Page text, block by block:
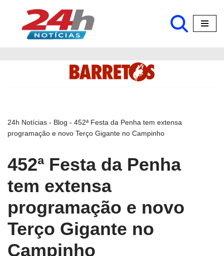
Pular
24h Notícias - Blog - 452ª Festa da Penha tem extensa
programação e novo Terço Gigante no Campinho
452ª Festa da Penha
tem extensa
programação e novo
Terço Gigante no
Campinho